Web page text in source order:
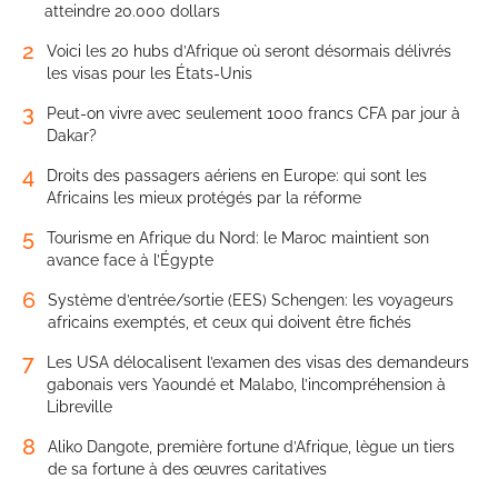
atteindre 20.000 dollars
2
Voici les 20 hubs d’Afrique où seront désormais délivrés
les visas pour les États-Unis
3
Peut-on vivre avec seulement 1000 francs CFA par jour à
Dakar?
4
Droits des passagers aériens en Europe: qui sont les
Africains les mieux protégés par la réforme
5
Tourisme en Afrique du Nord: le Maroc maintient son
avance face à l’Égypte
6
Système d’entrée/sortie (EES) Schengen: les voyageurs
africains exemptés, et ceux qui doivent être fichés
7
Les USA délocalisent l’examen des visas des demandeurs
gabonais vers Yaoundé et Malabo, l’incompréhension à
Libreville
8
Aliko Dangote, première fortune d’Afrique, lègue un tiers
de sa fortune à des œuvres caritatives